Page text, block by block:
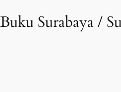
Surabaya /